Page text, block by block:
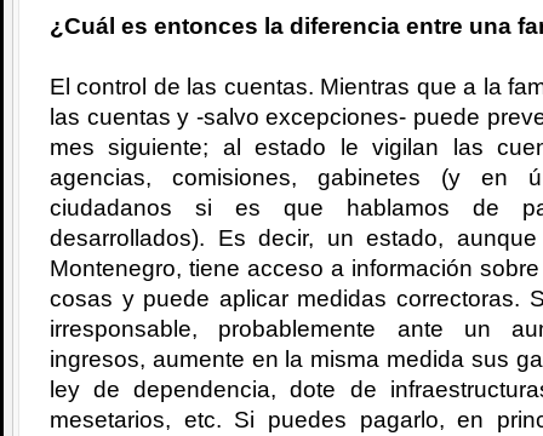
¿Cuál es entonces la diferencia entre una
El control de las cuentas. Mientras que a la
las cuentas y -salvo excepciones- puede
mes siguiente; al estado le vigilan las
agencias, comisiones, gabinetes (y en
ciudadanos si es que hablamos de
desarrollados). Es decir, un estado,
Montenegro, tiene acceso a información
cosas y puede aplicar medidas correctoras.
irresponsable, probablemente ante un
ingresos, aumente en la misma medida sus
ley de dependencia, dote de
mesetarios, etc. Si puedes pagarlo, en